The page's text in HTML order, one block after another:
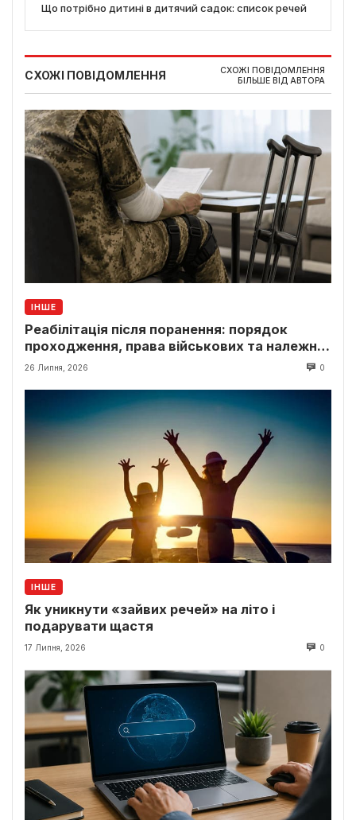
Що потрібно дитині в дитячий садок: список речей
СХОЖІ ПОВІДОМЛЕННЯ
СХОЖІ ПОВІДОМЛЕННЯ
БІЛЬШЕ ВІД АВТОРА
ІНШЕ
Реабілітація після поранення: порядок
проходження, права військових та належні
виплати
26 Липня, 2026 0
ІНШЕ
Як уникнути «зайвих речей» на літо і
подарувати щастя
17 Липня, 2026 0